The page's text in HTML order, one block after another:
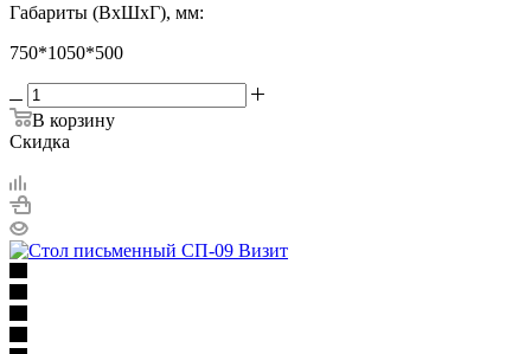
Габариты (ВхШхГ), мм:
750*1050*500
В корзину
Скидка